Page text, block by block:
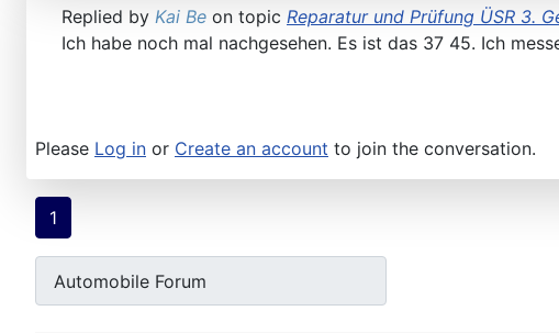
Replied by Kai Be on topic Reparatur und Prüfung ÜSR 3.
Ich habe noch mal nachgesehen. Es ist das 37 45. Ich
Please Log in or Create an account to join the conversation.
1